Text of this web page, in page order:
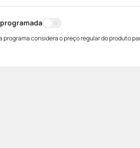
programa considera o preço regular do produto